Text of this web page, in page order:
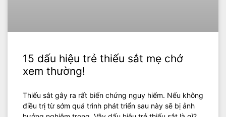
15 dấu hiệu trẻ thiếu sắt mẹ chớ
xem thường!
Thiếu sắt gây ra rất biến chứng nguy hiểm. Nếu không
điều trị từ sớm quá trình phát triển sau này sẽ bị ảnh